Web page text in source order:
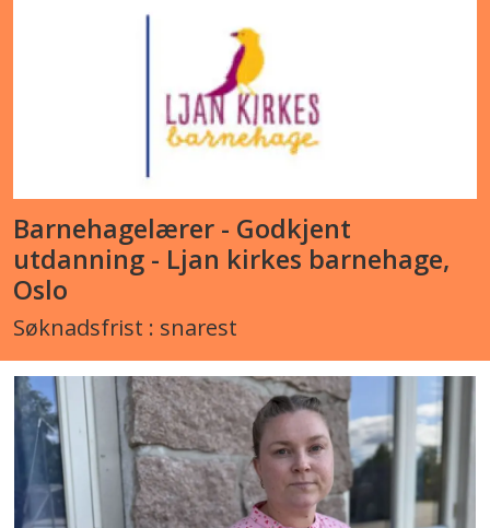
Barnehagelærer - Godkjent
utdanning - Ljan kirkes barnehage,
Oslo
Søknadsfrist : snarest